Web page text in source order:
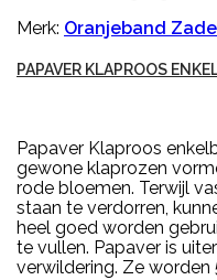
Merk: Oranjeband
PAPAVER KLAPROOS
Papaver Klaproos
gewone klaprozen
rode bloemen. Terwijl
staan te verdorren,
heel goed worden
te vullen. Papaver is
verwildering. Ze worden